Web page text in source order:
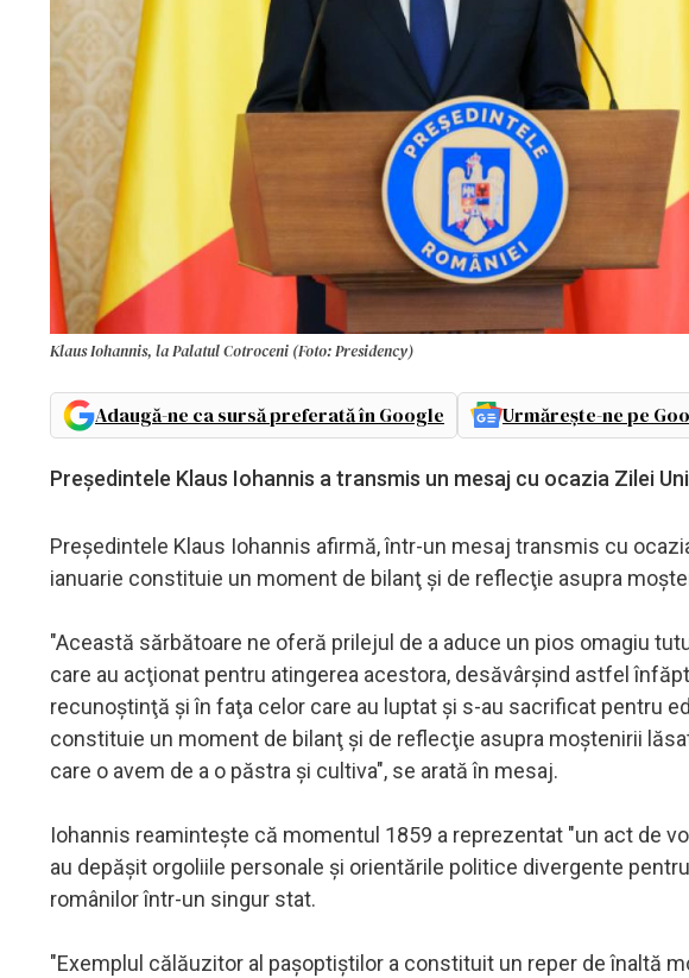
Klaus Iohannis, la Palatul Cotroceni (Foto: Presidency)
Adaugă-ne ca sursă preferată în Google Urmărește-ne pe
Președintele Klaus Iohannis a transmis un mesaj cu ocazia Zilei
Preşedintele Klaus Iohannis afirmă, într-un mesaj transmis cu
ianuarie constituie un moment de bilanţ şi de reflecţie asupra
"Această sărbătoare ne oferă prilejul de a aduce un pios omagiu
care au acţionat pentru atingerea acestora, desăvârşind astfel
recunoştinţă şi în faţa celor care au luptat şi s-au sacrificat pentru
constituie un moment de bilanţ şi de reflecţie asupra moştenirii
care o avem de a o păstra şi cultiva", se arată în mesaj.
Iohannis reaminteşte că momentul 1859 a reprezentat "un act de
au depăşit orgoliile personale şi orientările politice divergente
românilor într-un singur stat.
"Exemplul călăuzitor al paşoptiştilor a constituit un reper de înaltă